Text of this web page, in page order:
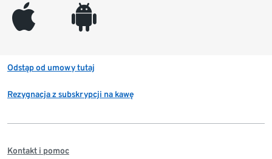
appleinc android
Odstąp od umowy tutaj
Rezygnacja z subskrypcji na kawę
Kontakt i pomoc